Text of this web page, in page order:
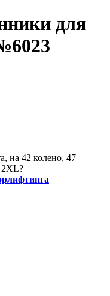
для
на 42 колено, 47
2XL?